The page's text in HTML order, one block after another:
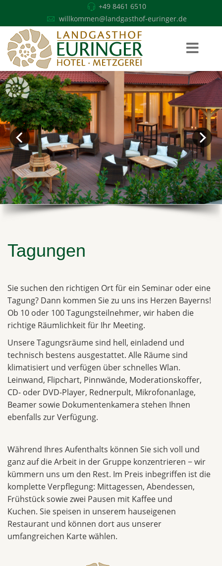
+49 8461 6510
willkommen@landgasthof-euringer.de
Tagungen
Sie suchen den richtigen Ort für ein Seminar oder eine
Tagung? Dann kommen Sie zu uns ins Herzen Bayerns!
Ob 10 oder 100 Tagungsteilnehmer, wir haben die
richtige Räumlichkeit für Ihr Meeting.
Unsere Tagungsräume sind hell, einladend und
technisch bestens ausgestattet. Alle Räume sind
klimatisiert und verfügen über schnelles Wlan.
Leinwand, Flipchart, Pinnwände, Moderationskoffer,
CD- oder DVD-Player, Rednerpult, Mikrofonanlage,
Beamer sowie Dokumentenkamera stehen Ihnen
ebenfalls zur Verfügung.
Während Ihres Aufenthalts können Sie sich voll und
ganz auf die Arbeit in der Gruppe konzentrieren − wir
kümmern uns um den Rest. Im Preis inbegriffen ist die
komplette Verpflegung: Mittagessen, Abendessen,
Frühstück sowie zwei Pausen mit Kaffee und
Kuchen. Sie speisen in unserem hauseigenen
Restaurant und können dort aus unserer
umfangreichen Karte wählen.